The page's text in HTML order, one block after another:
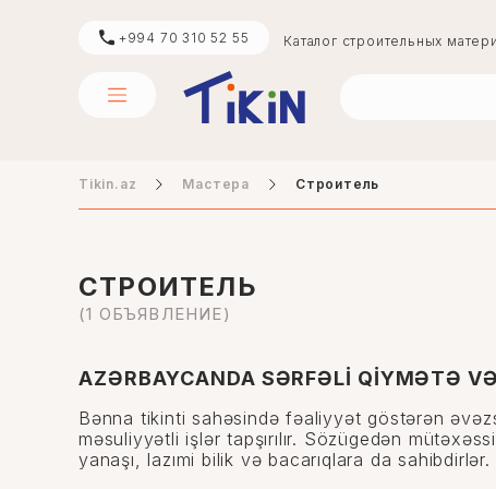
+994 70 310 52 55 Каталог строительных
Tikin.az Мастера Строитель
СТРОИТЕЛЬ
(1 ОБЪЯВЛЕНИЕ)
AZƏRBAYCANDA SƏRFƏLİ QİYMƏTƏ
Bənna tikinti sahəsində fəaliyyət göstərən
məsuliyyətli işlər tapşırılır. Sözügedən
yanaşı, lazımi bilik və bacarıqlara da sahibdirlər.